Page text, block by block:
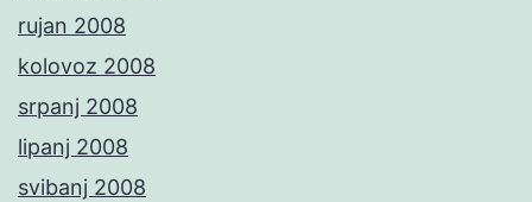
rujan 2008
kolovoz 2008
srpanj 2008
lipanj 2008
svibanj 2008